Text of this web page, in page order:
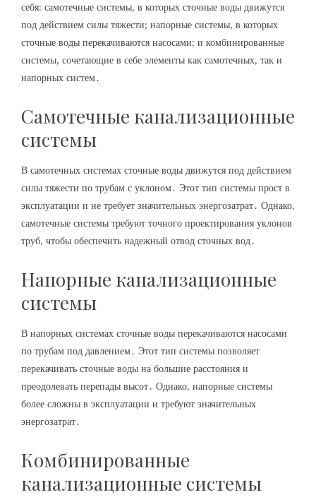
себя: самотечные системы‚ в которых сточные воды движутся
под действием силы тяжести; напорные системы‚ в которых
сточные воды перекачиваются насосами; и комбинированные
системы‚ сочетающие в себе элементы как самотечных‚ так и
напорных систем․
Самотечные канализационные
системы
В самотечных системах сточные воды движутся под действием
силы тяжести по трубам с уклоном․ Этот тип системы прост в
эксплуатации и не требует значительных энергозатрат․ Однако‚
самотечные системы требуют точного проектирования уклонов
труб‚ чтобы обеспечить надежный отвод сточных вод․
Напорные канализационные
системы
В напорных системах сточные воды перекачиваются насосами
по трубам под давлением․ Этот тип системы позволяет
перекачивать сточные воды на большие расстояния и
преодолевать перепады высот․ Однако‚ напорные системы
более сложны в эксплуатации и требуют значительных
энергозатрат․
Комбинированные
канализационные системы